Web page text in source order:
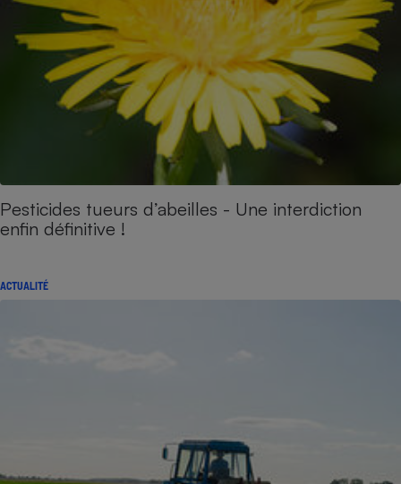
Pesticides tueurs d’abeilles - Une interdiction
enfin définitive !
ACTUALITÉ